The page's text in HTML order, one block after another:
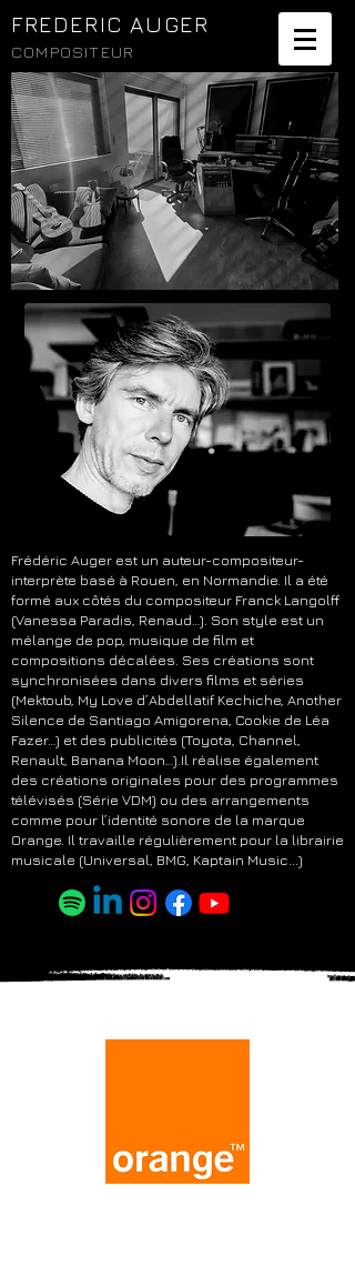
FREDERIC AUGER
COMPOSITEUR
Frédéric Auger est un auteur-compositeur-
interprète basé à Rouen, en Normandie. Il a été
formé aux côtés du compositeur Franck Langolff
(Vanessa Paradis, Renaud…). Son style est un
mélange de pop, musique de film et
compositions décalées. Ses créations sont
synchronisées dans divers films et séries
(Mektoub, My Love d’Abdellatif Kechiche, Another
Silence de Santiago Amigorena, Cookie de Léa
Fazer…) et des publicités (Toyota, Channel,
Renault, Banana Moon…).Il réalise également
des créations originales pour des programmes
télévisés (Série VDM) ou des arrangements
comme pour l’identité sonore de la marque
Orange. Il travaille régulièrement pour la librairie
musicale (Universal, BMG, Kaptain Music...)